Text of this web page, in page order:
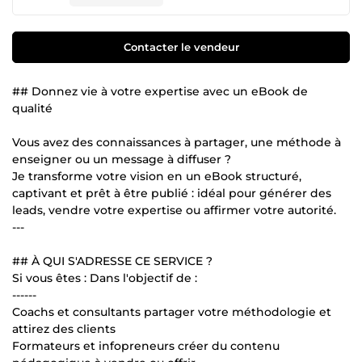
Contacter le vendeur
## Donnez vie à votre expertise avec un eBook de
qualité
Vous avez des connaissances à partager, une méthode à
enseigner ou un message à diffuser ?
Je transforme votre vision en un eBook structuré,
captivant et prêt à être publié : idéal pour générer des
leads, vendre votre expertise ou affirmer votre autorité.
---
## À QUI S'ADRESSE CE SERVICE ?
Si vous êtes : Dans l'objectif de :
------
Coachs et consultants partager votre méthodologie et
attirez des clients
Formateurs et infopreneurs créer du contenu